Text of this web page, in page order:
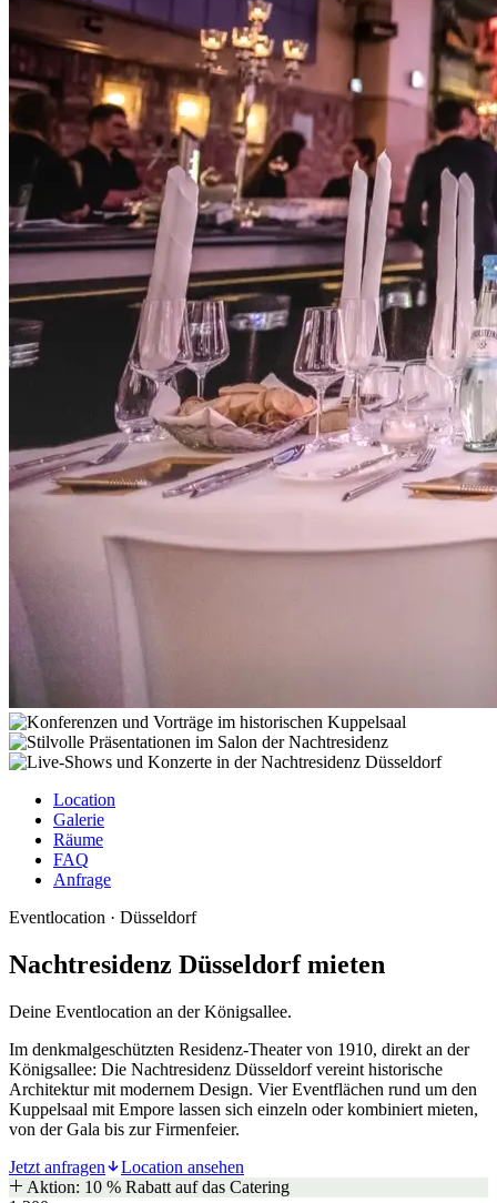
Location
Galerie
Räume
FAQ
Anfrage
Eventlocation · Düsseldorf
Nachtresidenz Düsseldorf mieten
Deine Eventlocation an der Königsallee.
Im denkmalgeschützten Residenz-Theater von 1910, direkt an der
Königsallee: Die Nachtresidenz Düsseldorf vereint historische
Architektur mit modernem Design. Vier Eventflächen rund um den
Kuppelsaal mit Empore lassen sich einzeln oder kombiniert mieten,
von der Gala bis zur Firmenfeier.
Jetzt anfragen
Location ansehen
Aktion: 10 % Rabatt auf das Catering